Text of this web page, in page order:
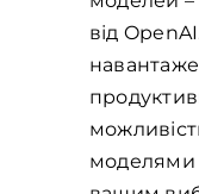
від
моделями